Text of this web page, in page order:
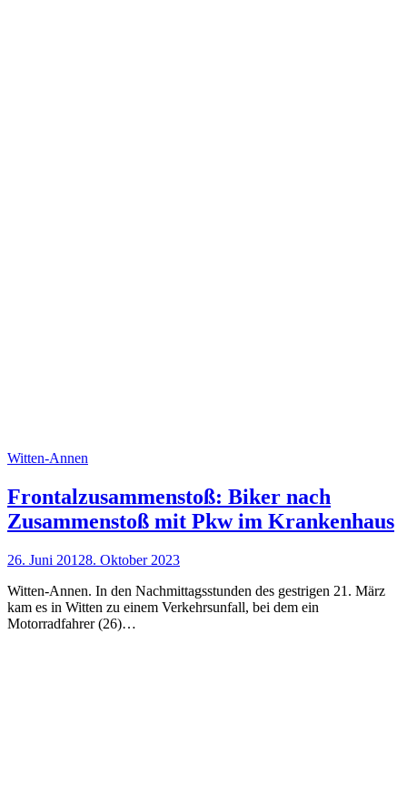
Witten-Annen
Frontalzusammenstoß: Biker nach
Zusammenstoß mit Pkw im Krankenhaus
26. Juni 20128. Oktober 2023
Witten-Annen. In den Nachmittagsstunden des gestrigen 21. März
kam es in Witten zu einem Verkehrsunfall, bei dem ein
Motorradfahrer (26)…